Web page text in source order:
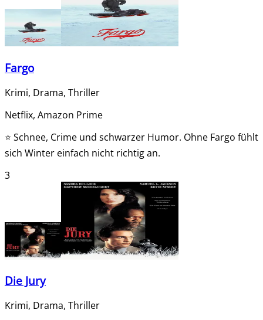
Fargo
Krimi, Drama, Thriller
Netflix, Amazon Prime
⭐ Schnee, Crime und schwarzer Humor. Ohne Fargo fühlt
sich Winter einfach nicht richtig an.
3
Die Jury
Krimi, Drama, Thriller